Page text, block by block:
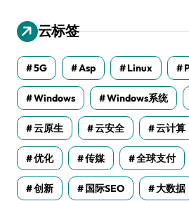
云标签
5G Asp Linux
Windows Windows系统
云原生 云安全 云计算
优化 传媒 全球支付
创新 国际SEO 大数据